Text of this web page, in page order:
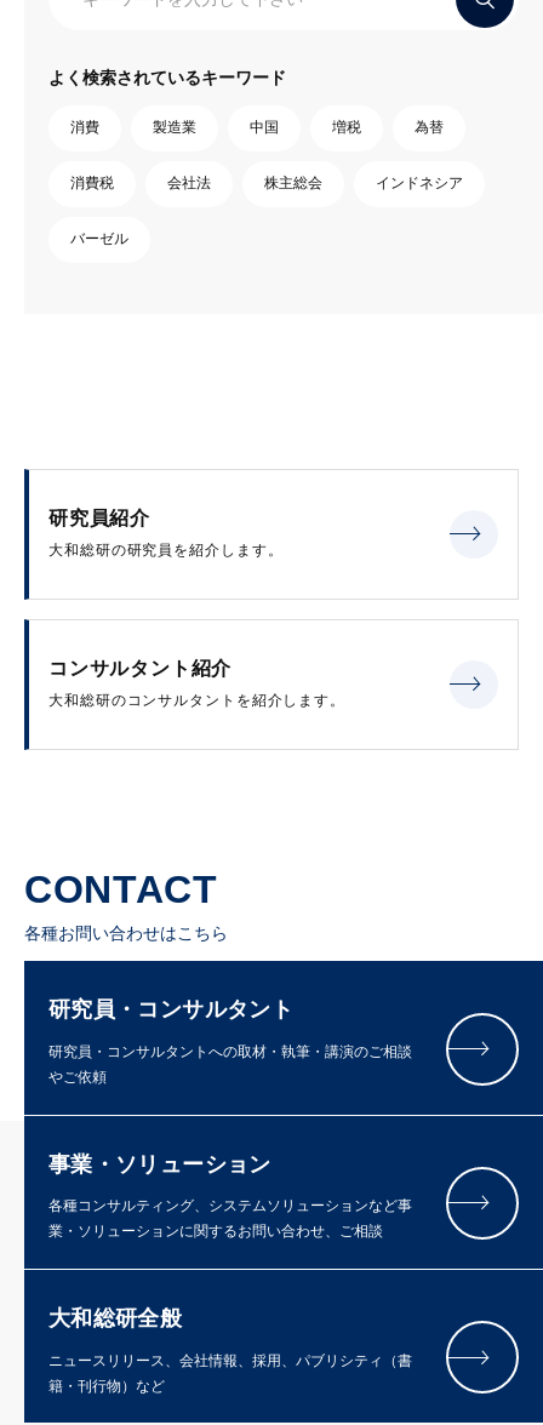
よく検索されているキーワード
消費 製造業 中国 増税 為替
消費税 会社法 株主総会 インドネシア
バーゼル
研究員紹介
大和総研の研究員を紹介します。
コンサルタント紹介
大和総研のコンサルタントを紹介します。
CONTACT
各種お問い合わせはこちら
研究員・コンサルタント
研究員・コンサルタントへの取材・執筆・講演のご相談
やご依頼
事業・ソリューション
各種コンサルティング、システムソリューションなど事
業・ソリューションに関するお問い合わせ、ご相談
大和総研全般
ニュースリリース、会社情報、採用、パブリシティ（書
籍・刊行物）など